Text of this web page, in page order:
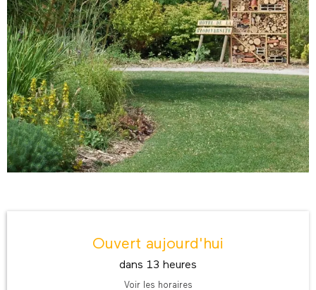
Ouvert aujourd'hui
dans 13 heures
Voir les horaires